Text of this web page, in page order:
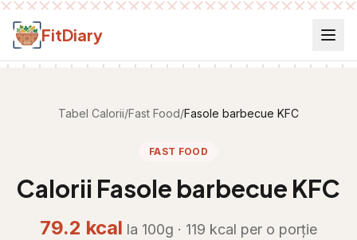
Salt la conținut
FitDiary
Tabel Calorii/Fast Food/Fasole barbecue KFC
FAST FOOD
Calorii Fasole barbecue KFC
79.2 kcal la 100g · 119 kcal per o porție